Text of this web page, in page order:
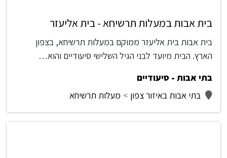
בית אבות במעלות תרשיחא - בית אליעזר
בית אבות בית אליעזר ממוקם במעלות תרשיחא, בצפון
הארץ. הבית מיועד לבני הגיל השלישי סיעודיים והוא…
בתי אבות - סיעודיים
בתי אבות באיזור צפון
מעלות תרשיחא